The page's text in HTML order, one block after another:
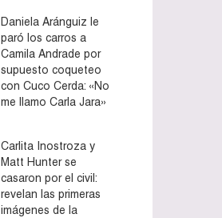
Daniela Aránguiz le
paró los carros a
Camila Andrade por
supuesto coqueteo
con Cuco Cerda: «No
me llamo Carla Jara»
Carlita Inostroza y
Matt Hunter se
casaron por el civil:
revelan las primeras
imágenes de la